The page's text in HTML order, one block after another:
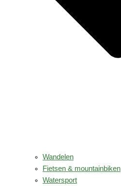
Wandelen
Fietsen & mountainbiken
Watersport